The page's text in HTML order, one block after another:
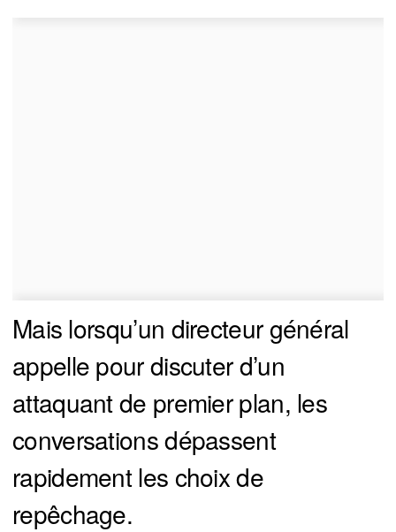
Mais lorsqu’un directeur général
appelle pour discuter d’un
attaquant de premier plan, les
conversations dépassent
rapidement les choix de
repêchage.